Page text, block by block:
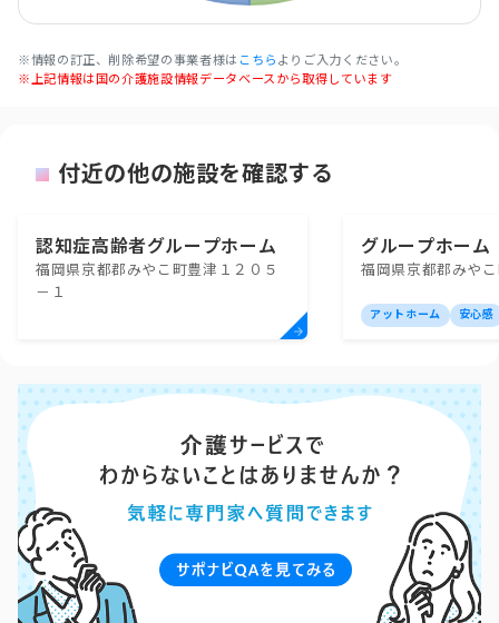
※情報の訂正、削除希望の事業者様は こちら よりご入力ください。
※上記情報は国の介護施設情報データベースから取得しています
付近の他の施設を確認する
認知症高齢者グループホーム
『みやこの愛』
福岡県京都郡みやこ町豊津１２０５
－１
グループホー
福岡県京都郡みや
アットホーム 安心感